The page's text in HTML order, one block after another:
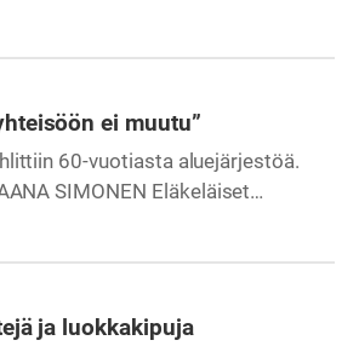
ei muutu”
60-vuotiasta aluejärjestöä.
SIMONEN Eläkeläiset…
ja luokkakipuja